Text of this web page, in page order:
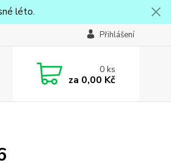
léto.
Přihlášení
0ks
za 0,00 Kč